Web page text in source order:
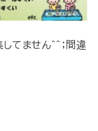
ません＾＾；間違